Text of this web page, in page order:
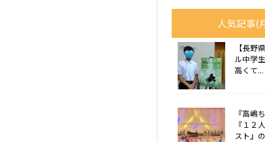
人気記事(
【長野
ル中学
高くて...
『高嶋
『１２
スト』